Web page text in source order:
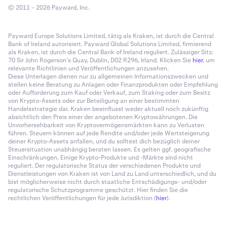
status.kraken.comgehen:
Um sichabzumelden(oder die Arten der
Statusbenachrichtigungen zu bearbeiten, die Sie
erhalten möchten), klicken Sie einfach auf den Link
"Abonnement verwalten" am Ende jeder Status-E-Mail.
Alternativ:
• Gehen Sie zurück zustatus.kraken.com.
• Klicken Sie auf "Updates abonnieren"
•
Geben Sie Ihre E-Mail-Adresse auf die gleiche Weise
ein, wie Sie sie bei der Anmeldung verwendet haben.
1
Nachdem Sie sich bei Yahoo Mail angemeldet haben,
2 Wählen Sie als NächstesFilter, Neue Filter
hinzufügenund geben Sie einen Namen für den Filter
ein.
3 Wählen SieVon und dannenthältaus dem
Dropdown-Menü.
4 Geben Sienoreply@kraken.comein und wählen Sie
dann einen Ordner, in den unsere E-Mails verschoben
werden sollen. Der Posteingang würde sicherstellen,
dass sie im sichtbarsten E-Mail-Ordner zugestellt
werden.
Protonmail:
© 2011 – 2026 Payward, Inc.
Payward Europe Solutions Limited, tätig als Kraken, ist durch die Central
Bank of Ireland autorisiert. Payward Global Solutions Limited, firmierend
als Kraken, ist durch die Central Bank of Ireland reguliert. Zulässiger Sitz:
70 Sir John Rogerson’s Quay, Dublin, D02 R296, Irland. Klicken Sie hier, um
relevante Richtlinien und Veröffentlichungen anzusehen.
Diese Unterlagen dienen nur zu allgemeinen Informationszwecken und
stellen keine Beratung zu Anlagen oder Finanzprodukten oder Empfehlung
oder Aufforderung zum Kauf oder Verkauf, zum Staking oder zum Besitz
von Krypto-Assets oder zur Beteiligung an einer bestimmten
Handelsstrategie dar. Kraken beeinflusst weder aktuell noch zukünftig
absichtlich den Preis einer der angebotenen Kryptowährungen. Die
Unvorhersehbarkeit von Kryptovermögensmärkten kann zu Verlusten
führen. Steuern können auf jede Rendite und/oder jede Wertsteigerung
deiner Krypto-Assets anfallen, und du solltest dich bezüglich deiner
Steuersituation unabhängig beraten lassen. Es gelten ggf. geografische
Einschränkungen. Einige Krypto-Produkte und -Märkte sind nicht
reguliert. Der regulatorische Status der verschiedenen Produkte und
Dienstleistungen von Kraken ist von Land zu Land unterschiedlich, und du
bist möglicherweise nicht durch staatliche Entschädigungs- und/oder
regulatorische Schutzprogramme geschützt. Hier finden Sie die
rechtlichen Veröffentlichungen für jede Jurisdiktion (hier).